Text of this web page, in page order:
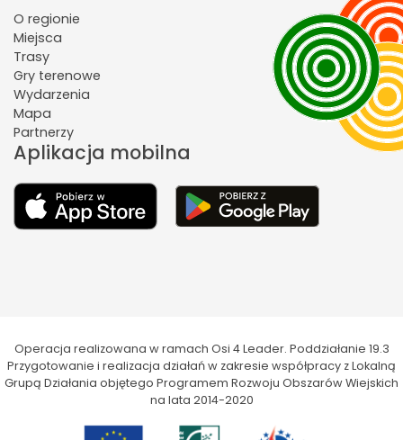
O regionie
Miejsca
Trasy
Gry terenowe
Wydarzenia
Mapa
Partnerzy
Aplikacja mobilna
Operacja realizowana w ramach Osi 4 Leader. Poddziałanie 19.3
Przygotowanie i realizacja działań w zakresie współpracy z Lokalną
Grupą Działania objętego Programem Rozwoju Obszarów Wiejskich
na lata 2014-2020